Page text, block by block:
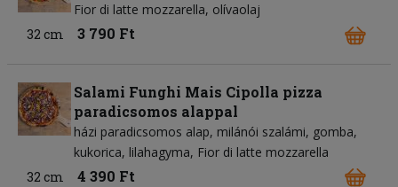
Fior di latte mozzarella olívaolaj
32 cm
3 790 Ft
Salami Funghi Mais Cipolla pizza
paradicsomos alappal
házi paradicsomos alap milánói szalámi gomba
kukorica lilahagyma Fior di latte mozzarella
32 cm
4 390 Ft